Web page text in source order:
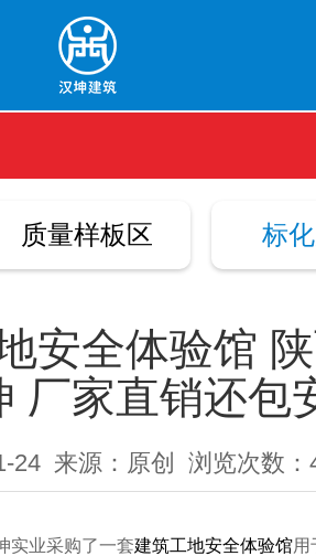
质量样板区 标
安全体验馆
厂家直销还包
24 来源：原创 浏览次数：
实业采购了一套建筑工地安全体验馆用